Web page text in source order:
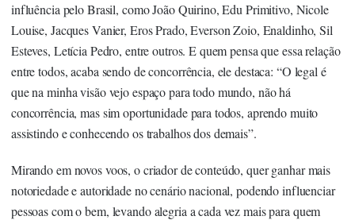
influência pelo Brasil, como João Quirino, Edu Primitivo, Nicole
Louise, Jacques Vanier, Eros Prado, Everson Zoio, Enaldinho, Sil
Esteves, Letícia Pedro, entre outros. E quem pensa que essa relação
entre todos, acaba sendo de concorrência, ele destaca: “O legal é
que na minha visão vejo espaço para todo mundo, não há
concorrência, mas sim oportunidade para todos, aprendo muito
assistindo e conhecendo os trabalhos dos demais”.
Mirando em novos voos, o criador de conteúdo, quer ganhar mais
notoriedade e autoridade no cenário nacional, podendo influenciar
pessoas com o bem, levando alegria a cada vez mais para quem